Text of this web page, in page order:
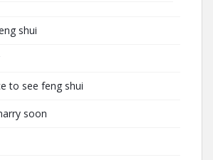
shui
to see feng shui
soon